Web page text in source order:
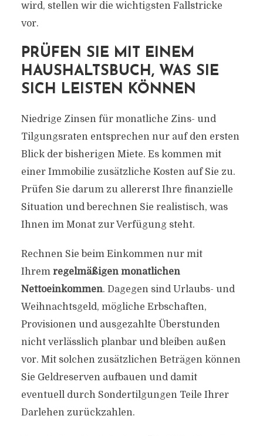
wird, stellen wir die wichtigsten Fallstricke
vor.
PRÜFEN SIE MIT EINEM
HAUSHALTSBUCH, WAS SIE
SICH LEISTEN KÖNNEN
Niedrige Zinsen für monatliche Zins- und
Tilgungsraten entsprechen nur auf den ersten
Blick der bisherigen Miete. Es kommen mit
einer Immobilie zusätzliche Kosten auf Sie zu.
Prüfen Sie darum zu allererst Ihre finanzielle
Situation und berechnen Sie realistisch, was
Ihnen im Monat zur Verfügung steht.
Rechnen Sie beim Einkommen nur mit
Ihrem regelmäßigen monatlichen
Nettoeinkommen. Dagegen sind Urlaubs- und
Weihnachtsgeld, mögliche Erbschaften,
Provisionen und ausgezahlte Überstunden
nicht verlässlich planbar und bleiben außen
vor. Mit solchen zusätzlichen Beträgen können
Sie Geldreserven aufbauen und damit
eventuell durch Sondertilgungen Teile Ihrer
Darlehen zurückzahlen.